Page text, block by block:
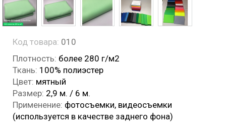
Код товара: 010
Плотность: более 280 г/м2
Ткань: 100% полиэстер
Цвет: мятный
Размер: 2,9 м. / 6 м.
Применение: фотосъемки, видеосъемки
(используется в качестве заднего фона)